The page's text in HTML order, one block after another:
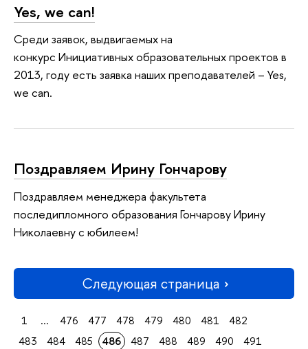
Yes, we can!
Среди заявок, выдвигаемых на
конкурс Инициативных образовательных проектов в
2013, году есть заявка наших преподавателей – Yes,
we can.
Поздравляем Ирину Гончарову
Поздравляем менеджера факультета
последипломного образования Гончарову Ирину
Николаевну с юбилеем!
Следующая страница
1 ... 476 477 478 479 480 481
482
483
484 485 486 487 488 489 490
491